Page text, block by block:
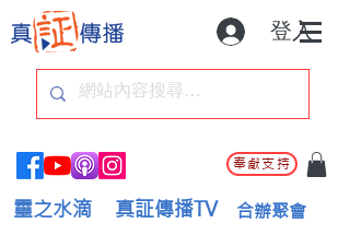
登入
奉獻支持
靈之水滴 真証傳播TV 合辦聚會